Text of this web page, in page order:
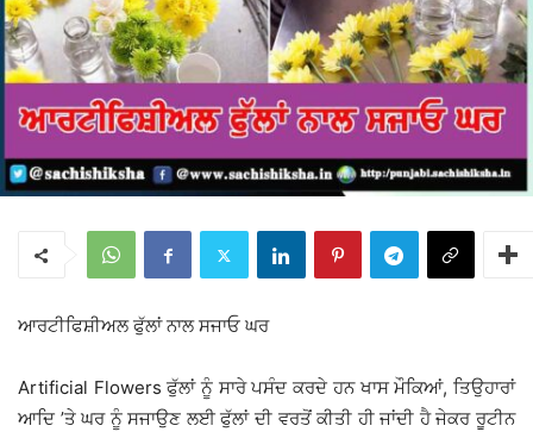
ਆਰਟੀਫਿਸ਼ੀਅਲ ਫੁੱਲਾਂ ਨਾਲ ਸਜਾਓ ਘਰ
Artificial Flowers ਫੁੱਲਾਂ ਨੂੰ ਸਾਰੇ ਪਸੰਦ ਕਰਦੇ ਹਨ ਖਾਸ ਮੌਕਿਆਂ, ਤਿਉਹਾਰਾਂ
ਆਦਿ ’ਤੇ ਘਰ ਨੂੰ ਸਜਾਉਣ ਲਈ ਫੁੱਲਾਂ ਦੀ ਵਰਤੋਂ ਕੀਤੀ ਹੀ ਜਾਂਦੀ ਹੈ ਜੇਕਰ ਰੂਟੀਨ